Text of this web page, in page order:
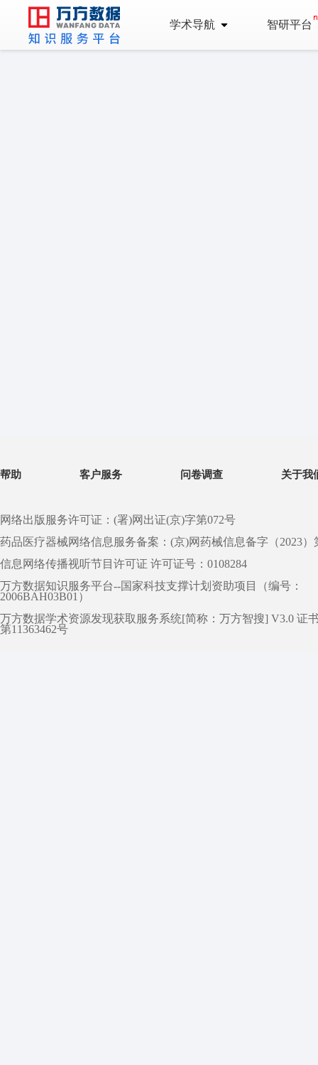
学术导航 智研平台
帮助 客户服务 问卷调查 关于我
网络出版服务许可证：(署)网出证(京)字第072号
药品医疗器械网络信息服务备案：(京)网药械信息备字（2023）
信息网络传播视听节目许可证 许可证号：0108284
万方数据知识服务平台--国家科技支撑计划资助项目（编号：
2006BAH03B01）
万方数据学术资源发现获取服务系统[简称：万方智搜] V3.0 证
第11363462号